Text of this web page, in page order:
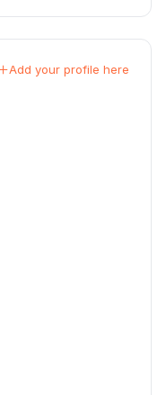
Add your profile here